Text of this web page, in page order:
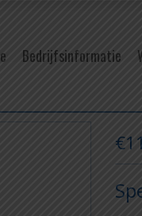
Bedrijfsinformatie
€